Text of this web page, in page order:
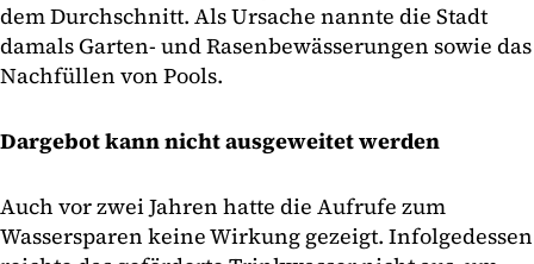
dem Durchschnitt. Als Ursache nannte die Stadt
damals Garten- und Rasenbewässerungen sowie das
Nachfüllen von Pools.
Dargebot kann nicht ausgeweitet werden
Auch vor zwei Jahren hatte die Aufrufe zum
Wassersparen keine Wirkung gezeigt. Infolgedessen